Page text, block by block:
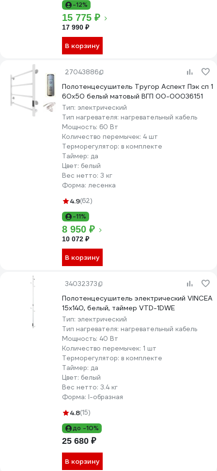
-12%
15 775 ₽
17 990 ₽
В корзину
27043886
Полотенцесушитель Тругор Аспект Пэк сп 1
60x50 белый матовый ВГП 00-00036151
Тип: электрический
Тип нагревателя: нагревательный кабель
Мощность: 60 Вт
Количество перемычек: 4 шт
Терморегулятор: в комплекте
Таймер: да
Цвет: белый
Вес нетто: 3 кг
Форма: лесенка
4.9(62)
-11%
8 950 ₽
10 072 ₽
В корзину
34032373
Полотенцесушитель электрический VINCEA
15x140, белый, таймер VTD-1DWE
Тип: электрический
Тип нагревателя: нагревательный кабель
Мощность: 40 Вт
Количество перемычек: 1 шт
Терморегулятор: в комплекте
Таймер: да
Цвет: белый
Вес нетто: 3.4 кг
Форма: I-образная
4.8(15)
до -10%
25 680 ₽
В корзину